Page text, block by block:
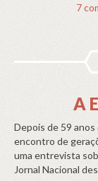
7
A
‎Depois de 59
encontro de
uma entrevista
Jornal Nacional